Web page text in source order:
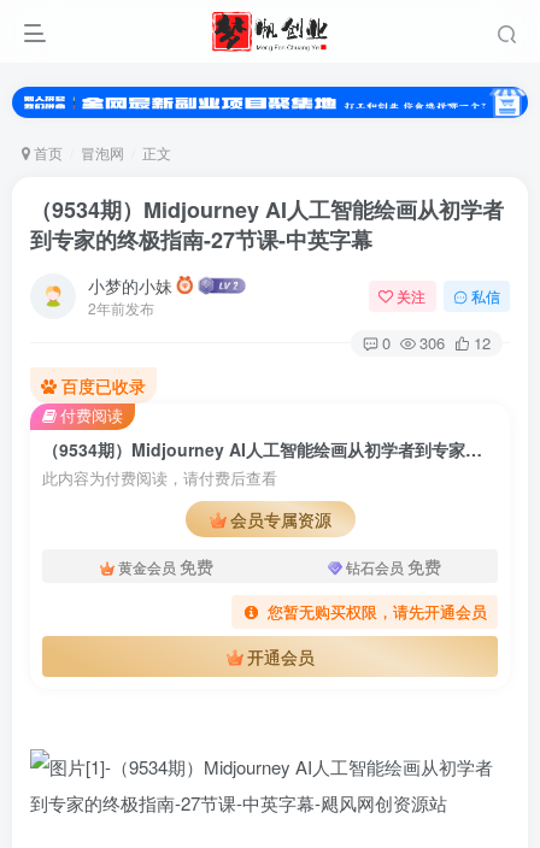
首页 冒泡网 正文
（9534期）Midjourney AI人工智能绘画从初学者
到专家的终极指南-27节课-中英字幕
小梦的小妹
2年前发布
关注 私信
0 306 12
百度已收录
（9534期）Midjourney AI人工智能绘画从初学者到专家的终极指南-27节课-中英字幕
此内容为付费阅读，请付费后查看
会员专属资源
黄金会员 免费 钻石会员 免费
您暂无购买权限，请先开通会员
开通会员
付费阅读扫码登录
使用其它方式登录 或注册
扫码登录即表示同意用户协议、隐私声明